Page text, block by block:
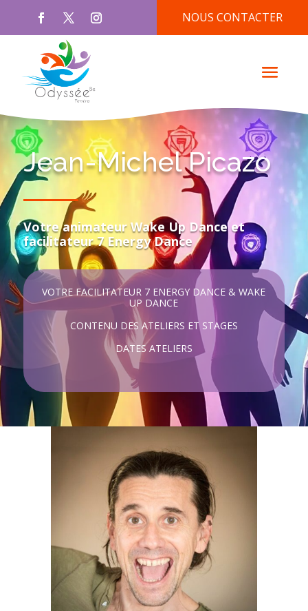
NOUS CONTACTER
Jean-Michel Picazo
Votre animateur Wake Up Dance et
facilitateur 7 Energy Dance
VOTRE FACILITATEUR 7 ENERGY DANCE & WAKE
UP DANCE
CONTENU DES ATELIERS ET STAGES
DATES ATELIERS